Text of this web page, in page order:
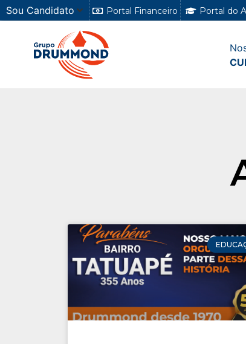
Sou Candidato Portal Financeiro Portal do